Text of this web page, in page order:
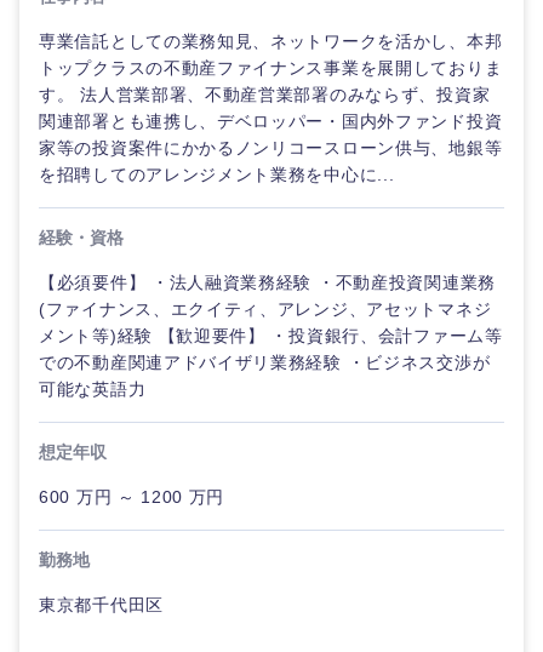
技術職
（IT）、
Webサー
ビス・制
作、ゲー
ム
技術職
（モノづ
くり）
金融専門
職
メディカ
ル
門職
建設・施
メディカル
不動産専門職
その他
IT・通信
WEBサービス
コンサル・シンクタンク
広告・宣伝・印刷
マスメディア
エンターテイメント
サービス
関東地方
完全週休2日制 社宅・家賃補助有
専業信託としての業務知見、ネットワークを活かし、本邦
トップクラスの不動産ファイナンス事業を展開しておりま
す。 法人営業部署、不動産営業部署のみならず、投資家
関連部署とも連携し、デベロッパー・国内外ファンド投資
家等の投資案件にかかるノンリコースローン供与、地銀等
を招聘してのアレンジメント業務を中心に...
経験・資格
【必須要件】 ・法人融資業務経験 ・不動産投資関連業務
(ファイナンス、エクイティ、アレンジ、アセットマネジ
メント等)経験 【歓迎要件】 ・投資銀行、会計ファーム等
での不動産関連アドバイザリ業務経験 ・ビジネス交渉が
可能な英語力
想定年収
600 万円 ～ 1200 万円
勤務地
東京都千代田区